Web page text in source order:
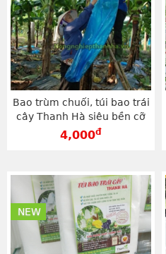
Bao trùm chuối, túi bao trái
cây Thanh Hà siêu bền cỡ
70x140cm - TB70140
4,000đ
NEW